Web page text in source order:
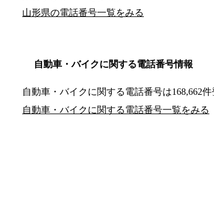
山形県の電話番号一覧をみる
自動車・バイクに関する電話番号情報
自動車・バイクに関する電話番号は168,662件
自動車・バイクに関する電話番号一覧をみる